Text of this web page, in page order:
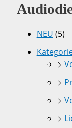
NEU (5)